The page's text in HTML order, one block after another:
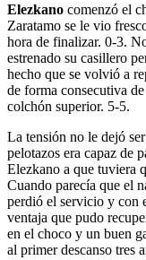
Elezkano comenzó el
Zaratamo se le vio
hora de finalizar. 0-3.
estrenado su casillero
hecho que se volvió a
de forma consecutiva
colchón superior. 5-5.
La tensión no le dejó
pelotazos era capaz de
Elezkano a que tuviera
Cuando parecía que el
perdió el servicio y con
ventaja que pudo
en el choco y un buen
al primer descanso tres